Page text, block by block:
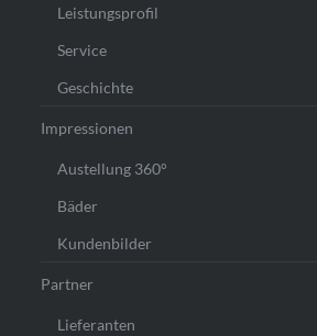
Leistungsprofil
Service
Geschichte
Impressionen
Austellung 360°
Bäder
Kundenbilder
Partner
Lieferanten